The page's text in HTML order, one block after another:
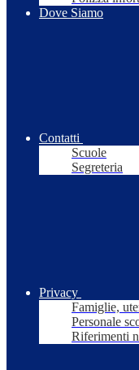
Dove Siamo
Contatti
Scuole
Segreteria
Privacy
Famiglie,
Personale
Riferimenti